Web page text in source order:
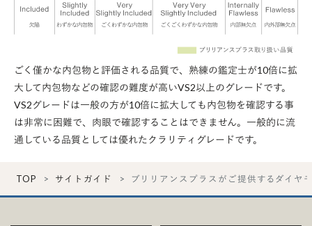
ごく僅かな内包物と評価される品質で、熟練の鑑定士が10倍に拡
大して内包物などの確認の難度が高いVS2以上のグレードです。
VS2グレードは一般の方が10倍に拡大しても内包物を確認する事
は非常に困難で、肉眼で確認することはできません。一般的に流
通している品質としては優れたクラリティグレードです。
TOP サイトガイド ブリリアンスプラスがご提供するダイヤ